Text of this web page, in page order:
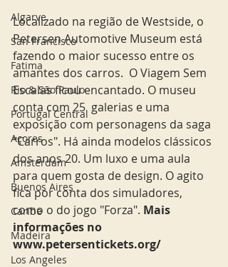
Algarve
San Francisco
Fatima
Rio & São Paulo
Portugal Central
Açores
Amsterdam
Buenos Aires
Caribe
Madeira
Los Angeles
Localizado na região de Westside, o
Petersen Automotive Museum está
fazendo o maior sucesso entre os
amantes dos carros.  O Viagem Sem
Escalas ficou encantado. O museu
conta com 25  galerias e uma
exposição com personagens da saga
"Carros". Há ainda modelos clássicos
dos anos 20. Um luxo e uma aula
para quem gosta de design. O agito
fica por conta dos simuladores,
como o do jogo "Forza". Mais
informações no
www.petersentickets.org/